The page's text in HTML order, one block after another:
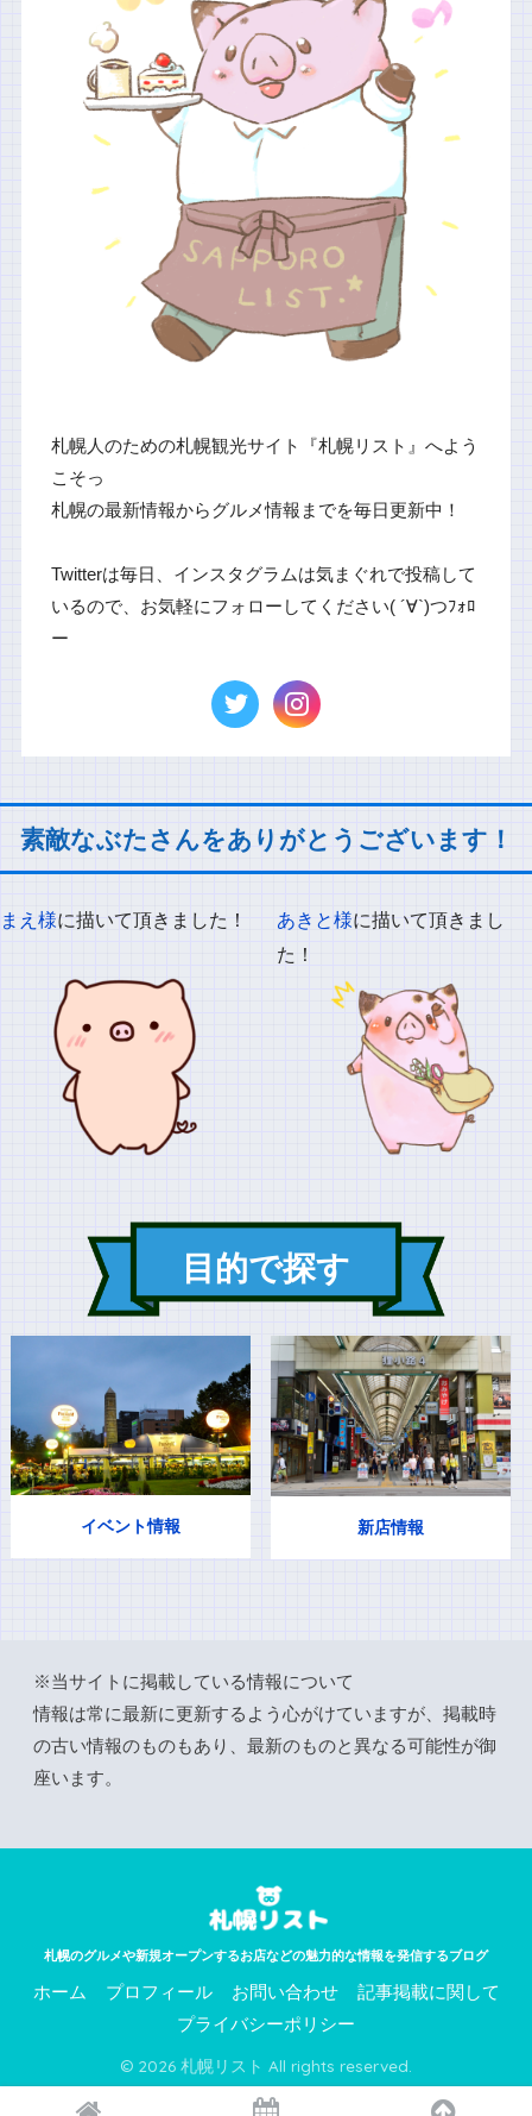
札幌人のための札幌観光サイト『札幌リスト』へよう
こそっ
札幌の最新情報からグルメ情報までを毎日更新中！
Twitterは毎日、インスタグラムは気まぐれで投稿して
いるので、お気軽にフォローしてください( ´∀`)つﾌｫﾛ
ー
素敵なぶたさんをありがとうございます！
まえ様に描いて頂きました！ あきと様に描いて頂きまし
た！
目的で探す
イベント情報 新店情報
※当サイトに掲載している情報について
情報は常に最新に更新するよう心がけていますが、掲載時
の古い情報のものもあり、最新のものと異なる可能性が御
座います。
札幌のグルメや新規オープンするお店などの魅力的な情報を発信するブログ
ホーム プロフィール お問い合わせ
記事掲載に関して
プライバシーポリシー
© 2026 札幌リスト All rights reserved.